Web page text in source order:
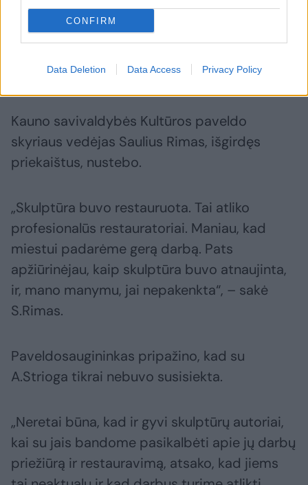
CONFIRM
Data Deletion Data Access Privacy Policy
Prie skulptūros „Motinystė“ buvo įrengta ir
informacinė lentelė. Dabar ji nuo stovo
pat skulptūros.
Kauno savivaldybės Kultūros paveldo
skyriaus vedėjas Saulius Rimas, išgirdęs
priekaištus, nustebo.
„Skulptūra buvo restauruota. Tai atliko
profesionalūs restauratoriai. Maniau, kad
miestui padarėme gerą darbą. Pats
apžiūrinėjau, kaip skulptūra buvo atnaujinta,
ir, mano manymu, jai nepakenkta“, – sakė
S.Rimas.
Paveldosaugininkas pripažino, kad su
A.Strioga tikrai nebuvo susisiekta.
„Neretai būna, kad ir gyvi skulptūrų autoriai,
kai su jais bandome pasikalbėti apie jų darbų
priežiūrą ir restauravimą, atsako, kad jiems